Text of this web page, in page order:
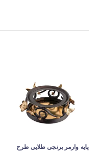
پایه وارمر برنجی طلایی طرح